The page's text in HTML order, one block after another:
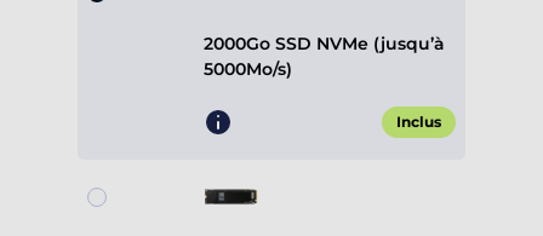
2000Go SSD NVMe (jusqu’à
5000Mo/s)
Inclus